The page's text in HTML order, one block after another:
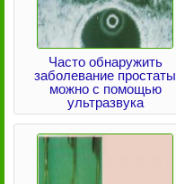
Часто обнаружить
заболевание простаты
можно с помощью
ультразвука